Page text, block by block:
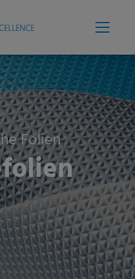
Folien